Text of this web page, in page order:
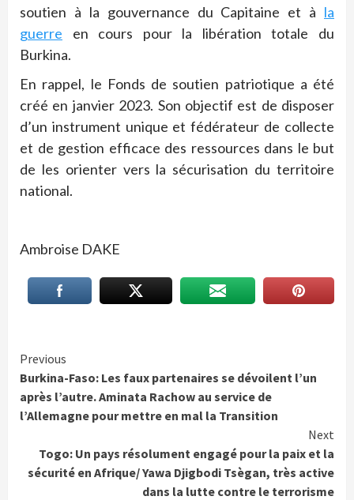
soutien à la gouvernance du Capitaine et à la
guerre en cours pour la libération totale du
Burkina.
En rappel, le Fonds de soutien patriotique a été
créé en janvier 2023. Son objectif est de disposer
d’un instrument unique et fédérateur de collecte
et de gestion efficace des ressources dans le but
de les orienter vers la sécurisation du territoire
national.
Ambroise DAKE
Continue
Reading
Previous
Burkina-Faso: Les faux partenaires se dévoilent l’un
après l’autre. Aminata Rachow au service de
l’Allemagne pour mettre en mal la Transition
Next
Togo: Un pays résolument engagé pour la paix et la
sécurité en Afrique/ Yawa Djigbodi Tsègan, très active
dans la lutte contre le terrorisme